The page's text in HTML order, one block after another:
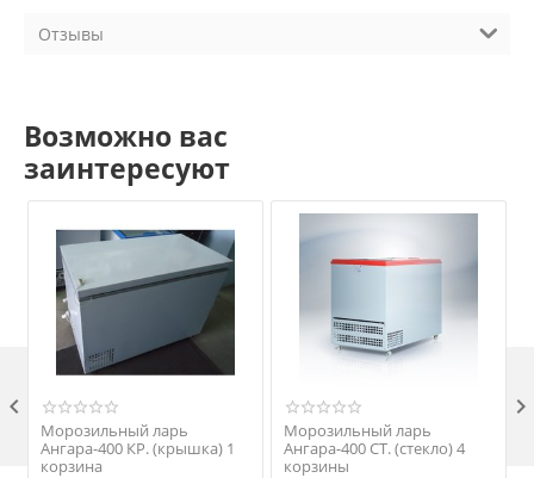
Отзывы
Возможно вас
заинтересуют
Морозильный ларь
Ангара-400 КР. (крышка) 1
корзина
Морозильный ларь
Ангара-400 СТ. (стекло) 4
корзины
 